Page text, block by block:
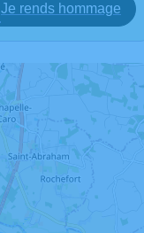
Je rends hommage